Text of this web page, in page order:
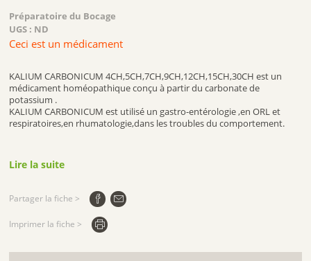
Préparatoire du Bocage
UGS : ND
Ceci est un médicament
KALIUM CARBONICUM 4CH,5CH,7CH,9CH,12CH,15CH,30CH est un
médicament homéopathique conçu à partir du carbonate de
potassium .
KALIUM CARBONICUM est utilisé un gastro-entérologie ,en ORL et
respiratoires,en rhumatologie,dans les troubles du comportement.
Lire la suite
Partager la fiche >
Imprimer la fiche >